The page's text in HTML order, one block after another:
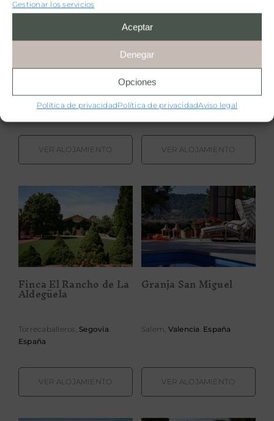
Gestionar los servicios
Aceptar
Denegar
Opciones
Política de privacidadPolítica de privacidadAviso legal
Requena,Valencia.España
VER ALOJAMIENTO
Finca el Cabezo
Villamiel,Cáceres.España
VER ALOJAMIENTO
Finca El Rancho
de La Aldegüela
Finca El Rancho de La
Aldegüela
Torrecaballeros, Segovia.
España
VER ALOJAMIENTO
Granja San
Miguel
Granja San Miguel
Salem, Valencia . España
VER ALOJAMIENTO